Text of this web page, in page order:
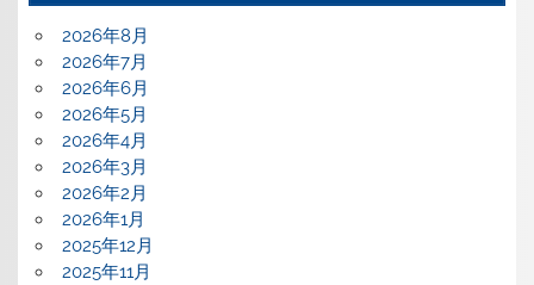
2026年8月
2026年7月
2026年6月
2026年5月
2026年4月
2026年3月
2026年2月
2026年1月
2025年12月
2025年11月